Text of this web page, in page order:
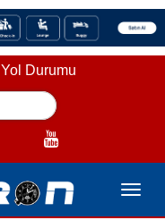
Yol Durumu
Toggle